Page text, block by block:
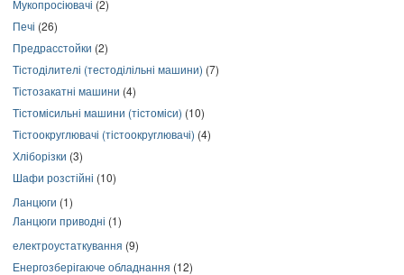
Мукопросіювачі (2)
Печі (26)
Предрасстойки (2)
Тістоділителі (тестоділільні машини) (7)
Тістозакатні машини (4)
Тістомісильні машини (тістоміси) (10)
Тістоокруглювачі (тістоокруглювачі) (4)
Хліборізки (3)
Шафи розстійні (10)
Ланцюги (1)
Ланцюги приводні (1)
електроустаткування (9)
Енергозберігаюче обладнання (12)